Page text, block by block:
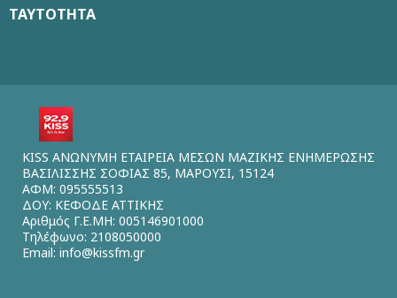
ΤΑΥΤΟΤΗΤΑ
KISS ΑΝΩΝΥΜΗ ΕΤΑΙΡΕΙΑ ΜΕΣΩΝ ΜΑΖΙΚΗΣ ΕΝΗΜΕΡΩΣΗΣ
ΒΑΣΙΛΙΣΣΗΣ ΣΟΦΙΑΣ 85, ΜΑΡΟΥΣΙ, 15124
ΑΦΜ: 095555513
ΔΟΥ: ΚΕΦΟΔΕ ΑΤΤΙΚΗΣ
Αριθμός Γ.Ε.ΜΗ: 005146901000
Τηλέφωνο: 2108050000
Email: info@kissfm.gr